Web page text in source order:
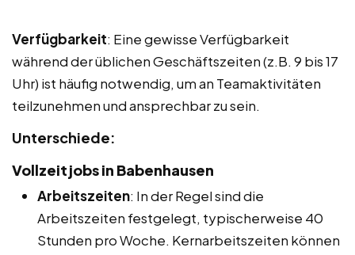
Verfügbarkeit: Eine gewisse Verfügbarkeit
während der üblichen Geschäftszeiten (z.B. 9 bis 17
Uhr) ist häufig notwendig, um an Teamaktivitäten
teilzunehmen und ansprechbar zu sein.
Unterschiede:
Vollzeitjobs in Babenhausen
Arbeitszeiten: In der Regel sind die
Arbeitszeiten festgelegt, typischerweise 40
Stunden pro Woche. Kernarbeitszeiten können